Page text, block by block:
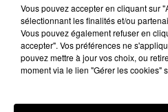
24 mai 2024 - 2 min 22 sec
LES INFOS DU GERS
Vous pouvez accepter en cliquant sur
sélectionnant les finalités et/ou
Vous pouvez également refuser en
accepter". Vos préférences ne
pouvez mettre à jour vos choix, ou
moment via le lien "Gérer les cookies"